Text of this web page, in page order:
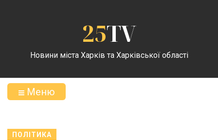
25TV
Новини міста Харків та Харківської області
Меню
ПОЛІТИКА